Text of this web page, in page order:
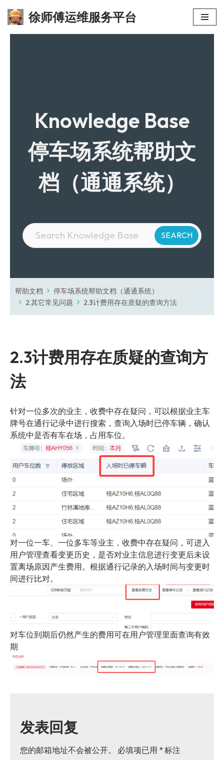
跳
徐师傅运维服务平台
Knowledge Base
停车场系统帮助文
档（通通系统）
帮助文档
停车场系统帮助文档（通通系统）
2.其它常见问题
2.3计费用存在质疑的查询方法
2.3计费用存在质疑的查询方
法
针对一位多次的业主，收费中存在疑问，可以根据业主车
牌号在通行记录中进行搜索，查询入场时已停车辆，确认
系统中是否有车在场，占用车位。
对一位一车、一位多车等业主，收费中存在疑问，可进入
用户管理查看变更历史，是否对业主信息进行变更后未设
置离场原因产生费用。根据通行记录的入场时间与变更时
间进行比对。
对车位到期后仍然产生的费用可在用户管理里面查询有效
期
发表回复
您的邮箱地址不会被公开。 必填项已用 *标注